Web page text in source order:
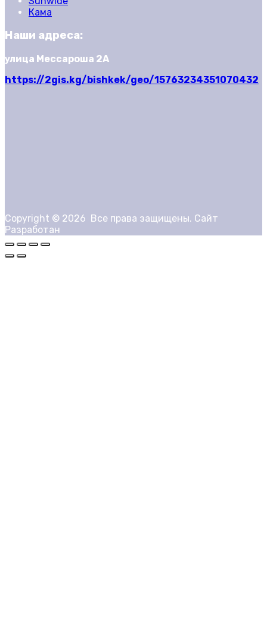
Кама
Наши адреса:
улица Мессароша 2А
https://2gis.kg/bishkek/geo/15763234351070432
Copyright © 2026 Все права защищены. Сайт
Разработан